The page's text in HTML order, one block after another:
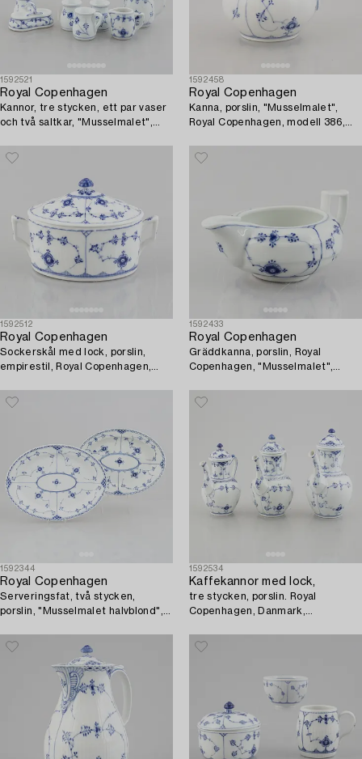
1592521
Royal Copenhagen
Kannor, tre stycken, ett par vaser
och två saltkar, "Musselmalet",
1592458
Royal Copenhagen
Kanna, porslin, "Musselmalet",
Royal Copenhagen, modell 386,
1592512
Royal Copenhagen
Sockerskål med lock, porslin,
empirestil, Royal Copenhagen,
1923.
1592433
Royal Copenhagen
Gräddkanna, porslin, Royal
Copenhagen, "Musselmalet",
1592344
Royal Copenhagen
Serveringsfat, två stycken,
porslin, "Musselmalet halvblond",
1969-73 och 1898-1923.
1592534
Kaffekannor med lock,
tre stycken, porslin. Royal
Copenhagen, Danmark,